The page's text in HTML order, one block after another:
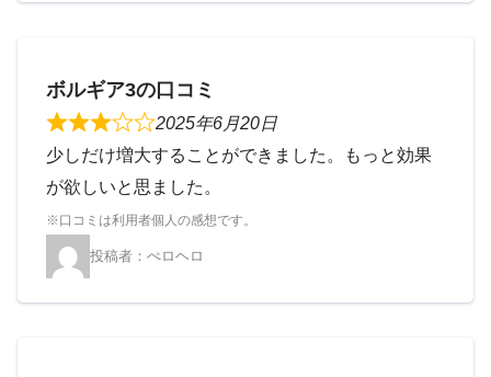
ボルギア3の口コミ
2025年6月20日
少しだけ増大することができました。もっと効果
が欲しいと思ました。
ぺロヘロ